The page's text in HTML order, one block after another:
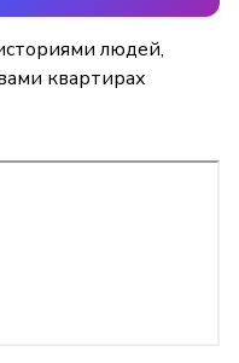
людей,
квартирах